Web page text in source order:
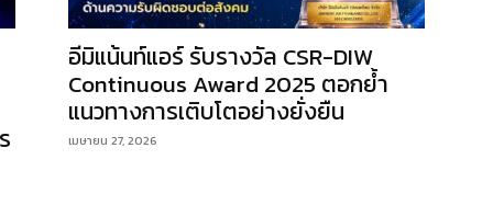
อีมิแน้นท์แอร์ รับรางวัล CSR-DIW
Continuous Award 2025 ตอกย้ำ
แนวทางการเติบโตอย่างยั่งยืน
เมษายน 27, 2026